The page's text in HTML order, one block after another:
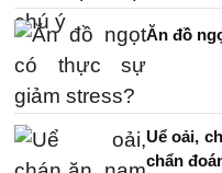
Ăn đồ
Uể oải,
chẩn